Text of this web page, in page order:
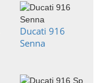
Ducati 916
Senna